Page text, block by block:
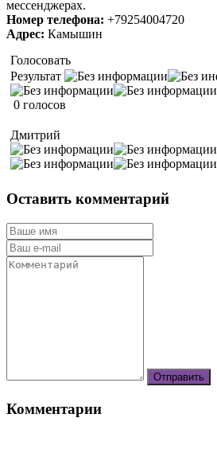
мессенджерах.
Номер телефона: +79254004720
Адрес: Камышин
Голосовать
Результат
0 голосов
Дмитрий
Оставить комментарий
Комментарии